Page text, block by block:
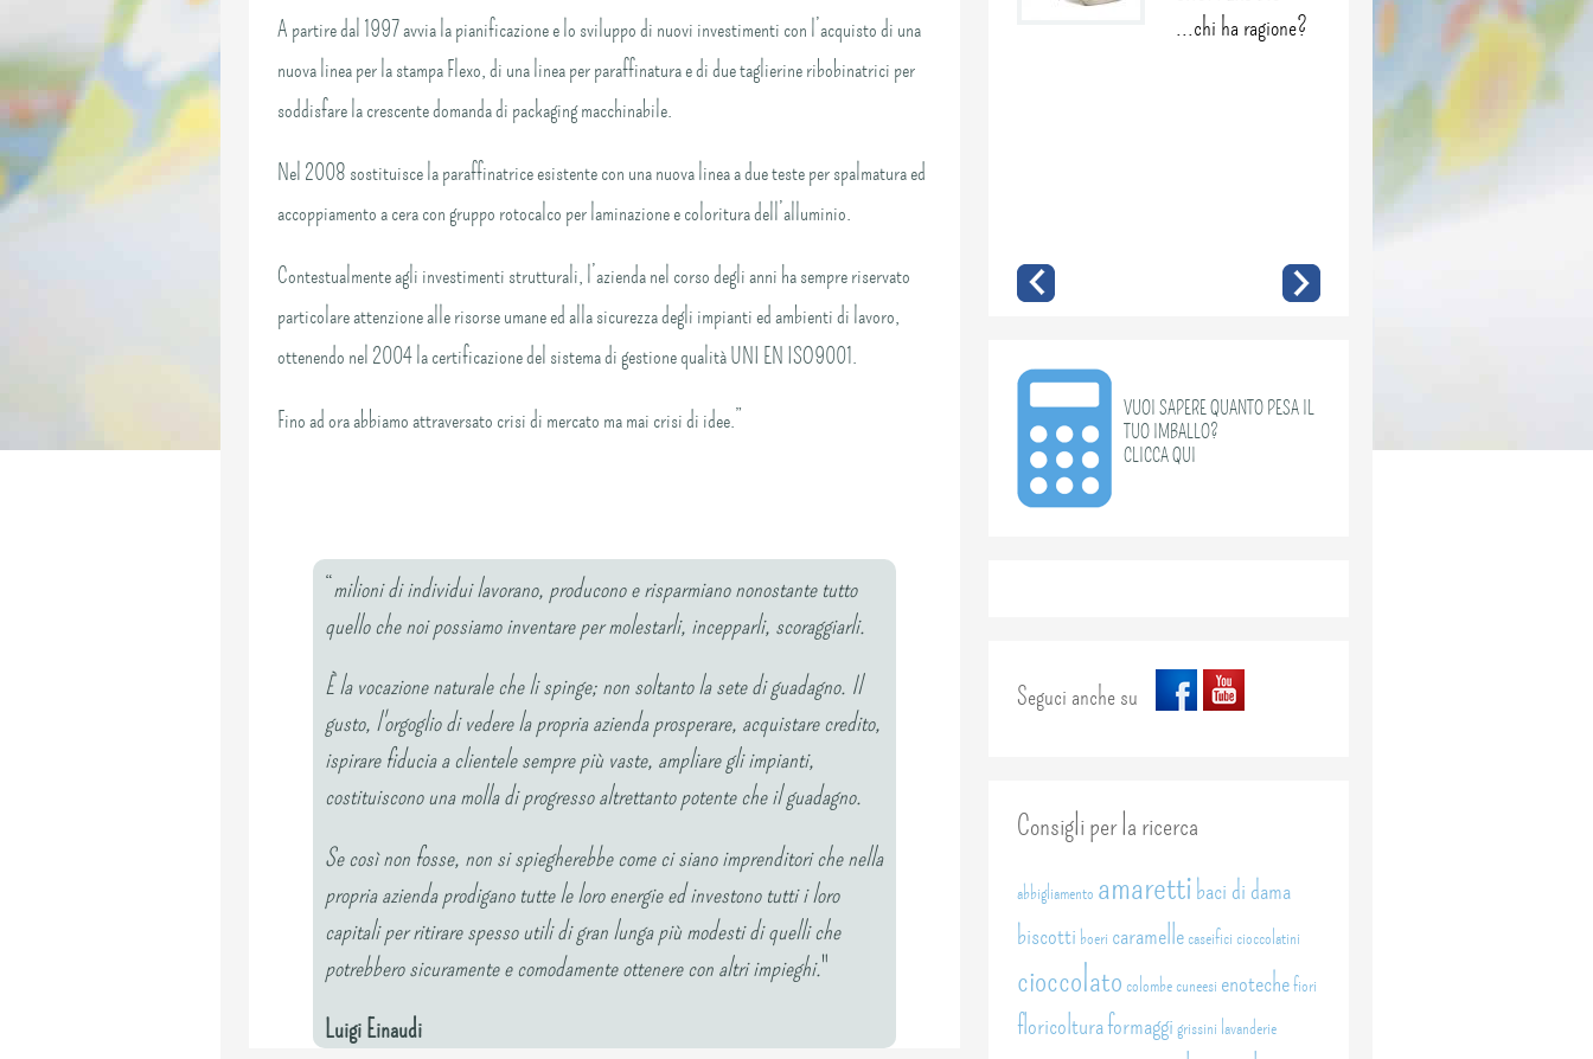
A partire dal 1997 avvia la pianificazione e lo sviluppo di nuovi investimenti con l’acquisto di una
nuova linea per la stampa Flexo, di una linea per paraffinatura e di due taglierine ribobinatrici per
soddisfare la crescente domanda di packaging macchinabile.
Nel 2008 sostituisce la paraffinatrice esistente con una nuova linea a due teste per spalmatura ed
accoppiamento a cera con gruppo rotocalco per laminazione e coloritura dell’alluminio.
Contestualmente agli investimenti strutturali, l’azienda nel corso degli anni ha sempre riservato
particolare attenzione alle risorse umane ed alla sicurezza degli impianti ed ambienti di lavoro,
ottenendo nel 2004 la certificazione del sistema di gestione qualità UNI EN ISO9001.
Fino ad ora abbiamo attraversato crisi di mercato ma mai crisi di idee.”
milioni di individui lavorano, producono e risparmiano nonostante tutto
quello che noi possiamo inventare per molestarli, incepparli, scoraggiarli.
È la vocazione naturale che li spinge; non soltanto la sete di guadagno. Il
gusto, l'orgoglio di vedere la propria azienda prosperare, acquistare credito,
ispirare fiducia a clientele sempre più vaste, ampliare gli impianti,
costituiscono una molla di progresso altrettanto potente che il guadagno.
Se così non fosse, non si spiegherebbe come ci siano imprenditori che nella
propria azienda prodigano tutte le loro energie ed investono tutti i loro
capitali per ritirare spesso utili di gran lunga più modesti di quelli che
potrebbero sicuramente e comodamente ottenere con altri impieghi."
Luigi Einaudi
...chi ha ragione?
VUOI SAPERE QUANTO PESA IL
TUO IMBALLO?
CLICCA QUI
Seguci anche su
Consigli per la ricerca
abbigliamento amarettibaci di dama
biscotti boeri caramelle caseifici cioccolatini
cioccolato colombe cuneesi enotechefiori
floricolturaformaggi grissini lavanderie